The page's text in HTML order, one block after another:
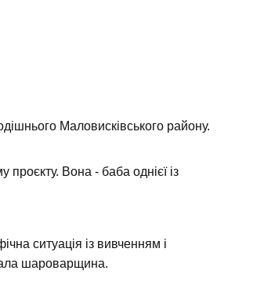
Маловисківського району.
Вона - баба однієї із
ситуація із вивченням і
шароварщина.